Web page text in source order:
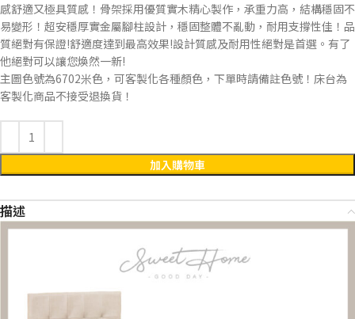
感舒適又極具質感！骨架採用優質實木精心製作，承重力高，結構穩固不
易變形！超安穩厚實金屬腳柱設計，穩固整體不亂動，耐用支撐性佳！品
質絕對有保證!舒適度達到最高效果!設計質感及耐用性絕對是首選。有了
他絕對可以讓您煥然一新!
主圖色號為6702米色，可客製化各種顏色，下單時請備註色號！床台為
客製化商品不接受退換貨！
加入購物車
描述